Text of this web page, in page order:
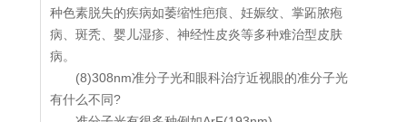
种色素脱失的疾病如萎缩性疤痕、妊娠纹、掌跖脓疱
病、斑秃、婴儿湿疹、神经性皮炎等多种难治型皮肤
病。
(8)308nm准分子光和眼科治疗近视眼的准分子光
有什么不同?